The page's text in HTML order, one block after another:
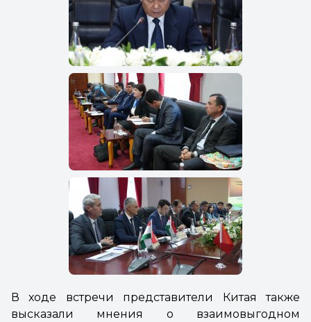
В ходе встречи представители Китая также
высказали мнения о взаимовыгодном